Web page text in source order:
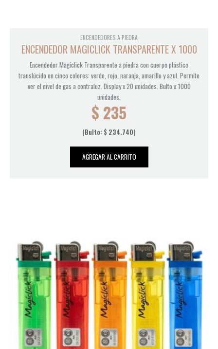
ENCENDEDORES A PIEDRA
ENCENDEDOR MAGICLICK TRANSPARENTE X 1000
Encendedor Magiclick Transparente a piedra con cuerpo plástico
translúcido en cinco colores: verde, rojo, naranja, amarillo y azul. Permite
ver el nivel de gas a contraluz. Display x 20 unidades. Bulto x 1000
unidades.
$ 235
(Bulto: $ 234.740)
AGREGAR AL CARRITO